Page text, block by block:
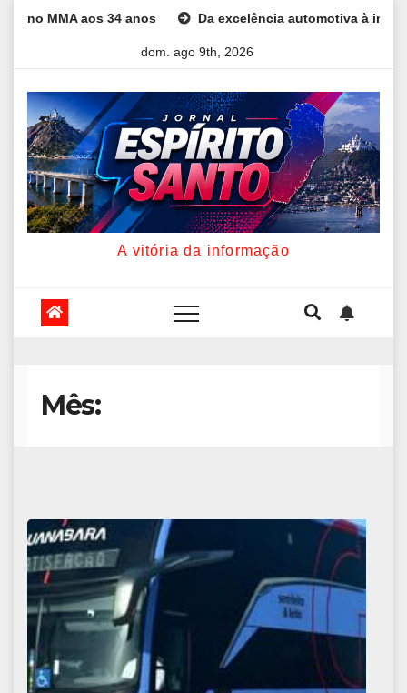
anos Da excelência automotiva à inovação digital: a
dom. ago 9th, 2026
A vitória da informação
Mês: